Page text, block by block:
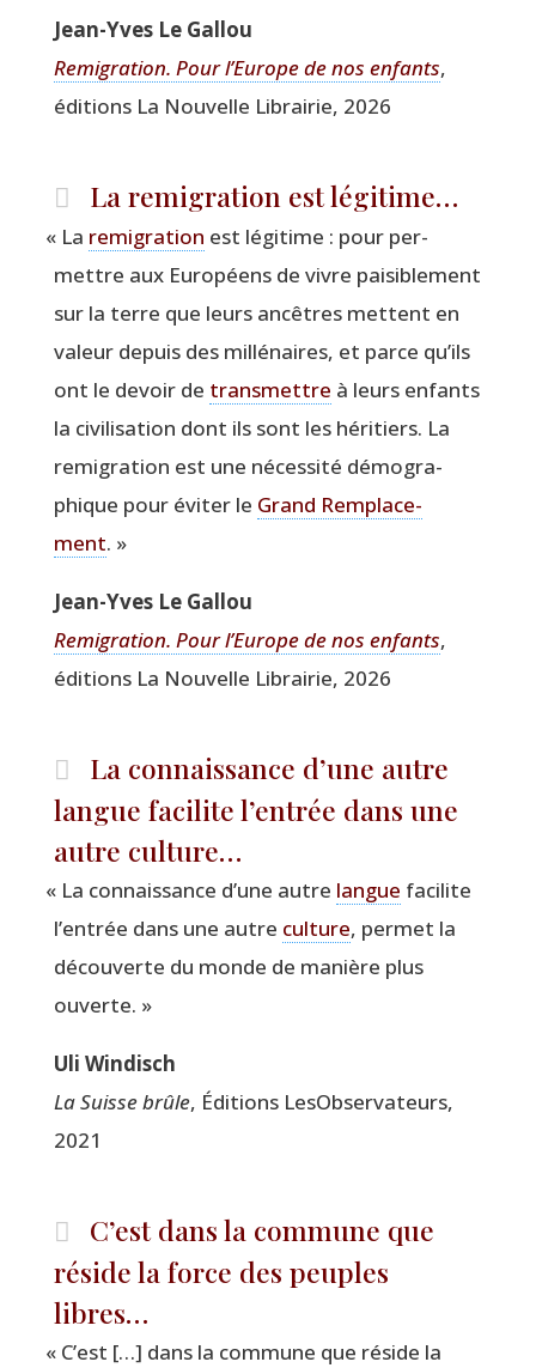
Jean-Yves Le Gallou
Remi­gra­tion. Pour l’Eu­rope de nos enfants,
édi­tions La Nou­velle Librai­rie, 2026
La remigration est légitime…
« La remi­gra­tion est légi­time : pour per­
mettre aux Euro­péens de vivre pai­si­ble­ment
sur la terre que leurs ancêtres mettent en
valeur depuis des mil­lé­naires, et parce qu’ils
ont le devoir de trans­mettre à leurs enfants
la civi­li­sa­tion dont ils sont les héri­tiers. La
remi­gra­tion est une néces­si­té démo­gra­
phique pour évi­ter le Grand Rem­pla­ce­
ment. »
Jean-Yves Le Gallou
Remi­gra­tion. Pour l’Eu­rope de nos enfants,
édi­tions La Nou­velle Librai­rie, 2026
La connaissance d’une autre
langue facilite l’entrée dans une
autre culture…
« La connais­sance d’une autre langue faci­lite
l’entrée dans une autre culture, per­met la
décou­verte du monde de manière plus
ouverte. »
Uli Win­disch
La Suisse brûle, Édi­tions LesOb­ser­va­teurs,
2021
C’est dans la commune que
réside la force des peuples
libres…
« C’est […] dans la com­mune que réside la